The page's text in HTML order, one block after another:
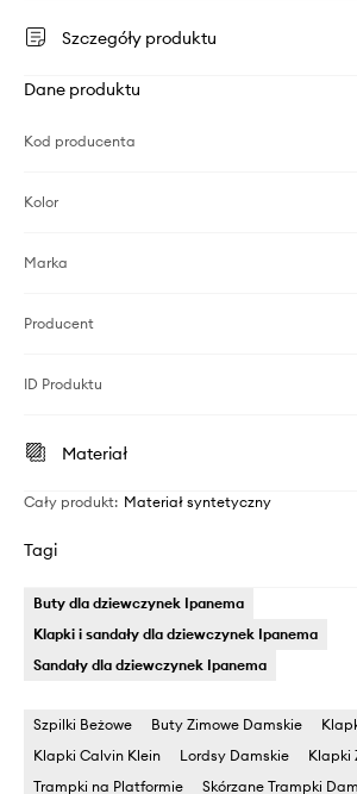
Szczegóły produktu
Dane produktu
Kod producenta
Kolor
Marka
Producent
ID Produktu
Materiał
Cały produkt: Materiał syntetyczny
Tagi
Buty dla dziewczynek Ipanema
Klapki i sandały dla dziewczynek Ipanema
Sandały dla dziewczynek Ipanema
Szpilki Beżowe Buty Zimowe Damskie
Klapki Calvin Klein
Lordsy Damskie
Klapki
Trampki na Platformie
Skórzane Trampki